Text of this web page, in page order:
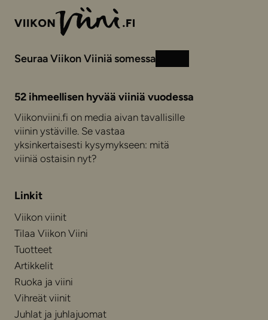
Seuraa Viikon Viiniä somessa
52 ihmeellisen hyvää viiniä vuodessa
Viikonviini.fi on media aivan tavallisille
viinin ystäville. Se vastaa
yksinkertaisesti kysymykseen: mitä
viiniä ostaisin nyt?
Linkit
Viikon viinit
Tilaa Viikon Viini
Tuotteet
Artikkelit
Ruoka ja viini
Vihreät viinit
Juhlat ja juhlajuomat